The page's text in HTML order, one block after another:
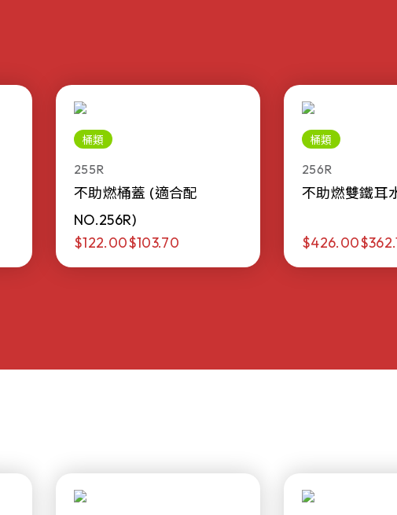
桶類
255R
不助燃桶蓋 (適合配
NO.256R)
$122.00$103.70
桶類
256R
不助燃雙鐵耳
$426.00